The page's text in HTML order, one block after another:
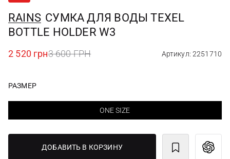
RAINS СУМКА ДЛЯ ВОДЫ TEXEL
BOTTLE HOLDER W3
2 520 грн3 600 ГРН Артикул: 2251710
РАЗМЕР
ONE SIZE
ДОБАВИТЬ В КОРЗИНУ